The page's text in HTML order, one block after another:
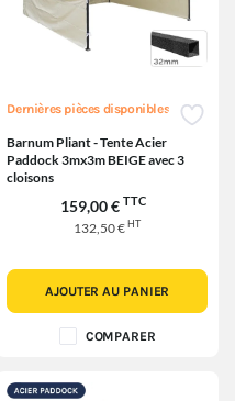
Dernières pièces disponibles
Barnum Pliant - Tente Acier
Paddock 3mx3m BEIGE avec 3
cloisons
159,00 € TTC
132,50 €HT
AJOUTER AU PANIER
COMPARER